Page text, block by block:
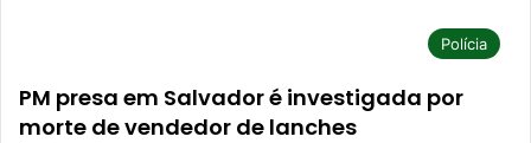
Polícia
PM presa em Salvador é investigada por
morte de vendedor de lanches